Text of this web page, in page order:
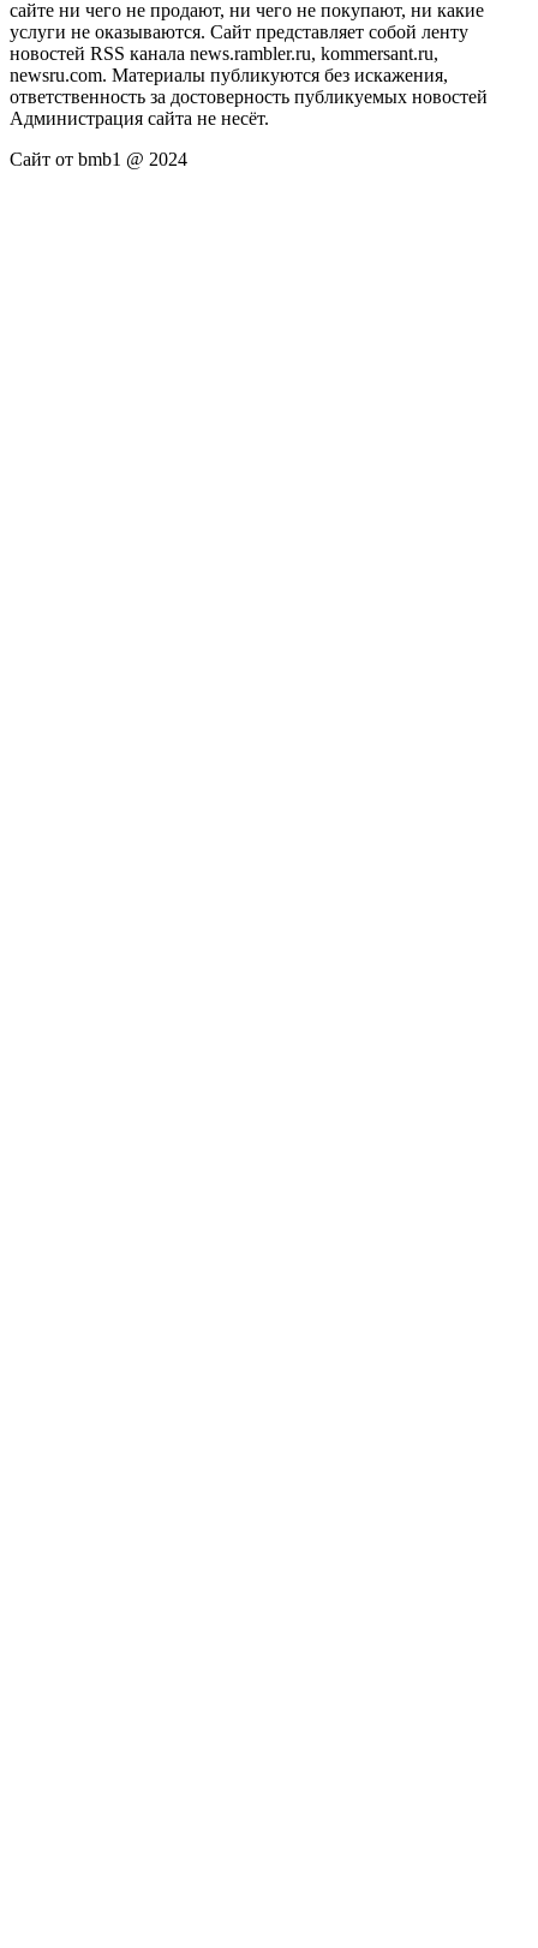
сайте ни чего не продают, ни чего не покупают, ни какие
услуги не оказываются. Сайт представляет собой ленту
новостей RSS канала news.rambler.ru, kommersant.ru,
newsru.com. Материалы публикуются без искажения,
ответственность за достоверность публикуемых новостей
Администрация сайта не несёт.
Сайт от bmb1 @ 2024